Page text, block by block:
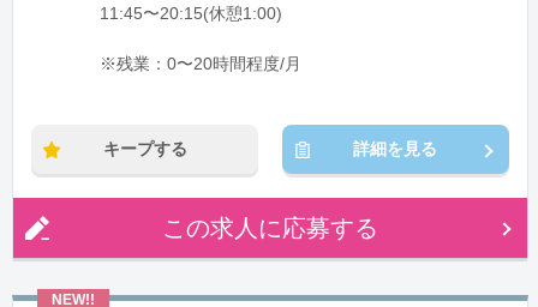
11:45〜20:15(休憩1:00)
※残業：0〜20時間程度/月
キープする 詳細を見る
この求人に応募する